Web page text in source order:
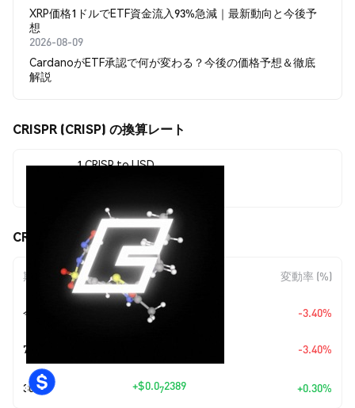
XRP価格1ドルでETF資金流入93%急減｜最新動向と今後予
想
2026-08-09
CardanoがETF承認で何が変わる？今後の価格予想＆徹底
解説
CRISPR (CRISP) の換算レート
1 CRISP to USD
CRISPR (CRISP) の価格変動
期間 金額変動 変動率 (%)
今日 $-0.00000028 -3.40%
7日 -3.40%
30日 +$0.072389 +0.30%